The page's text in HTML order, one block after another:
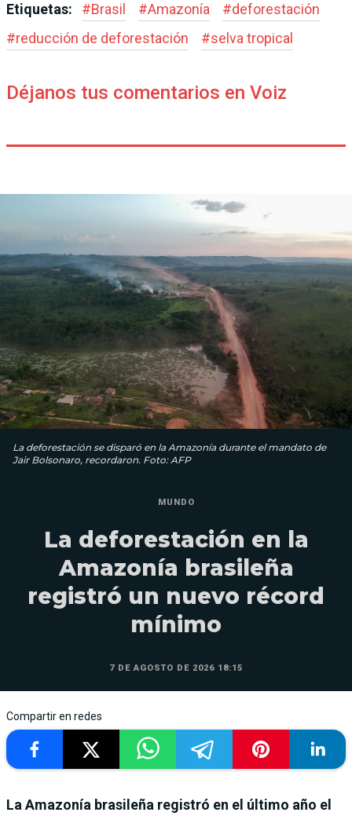
Etiquetas: #Brasil #Amazonía #deforestación
#reducción de deforestación #selva tropical
Déjanos tus comentarios en Voiz
La deforestación se disparó en la Amazonía durante el mandato de
Jair Bolsonaro, recordaron. Foto: AFP
MUNDO
La deforestación en la
Amazonía brasileña
registró un nuevo récord
mínimo
7 DE AGOSTO DE 2026 18:15
Compartir en redes
La Amazonía brasileña registró en el último año el